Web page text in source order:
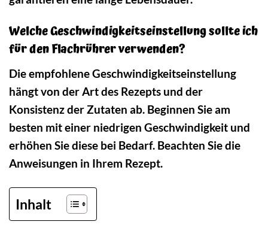
Welche Geschwindigkeitseinstellung sollte ich
für den Flachrührer verwenden?
Die empfohlene Geschwindigkeitseinstellung
hängt von der Art des Rezepts und der
Konsistenz der Zutaten ab. Beginnen Sie am
besten mit einer niedrigen Geschwindigkeit und
erhöhen Sie diese bei Bedarf. Beachten Sie die
Anweisungen in Ihrem Rezept.
Inhalt